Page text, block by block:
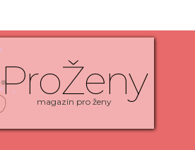
ProŽeny
magazín pro ženy